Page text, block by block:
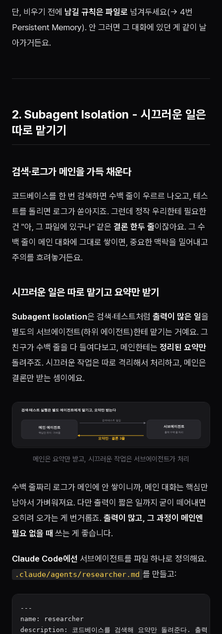
단, 비우기 전에 남길 규칙은 파일로 넘겨두세요(→ 4번
Persistent Memory). 안 그러면 그 대화에 있던 게 같이 날
아가거든요.
2. Subagent Isolation - 시끄러운 일은
따로 맡기기
검색·로그가 메인을 가득 채운다
코드베이스를 한 번 검색하면 수백 줄이 우르르 나오고, 테스
트를 돌리면 로그가 쏟아지죠. 그런데 정작 우리한테 필요한
건 "아, 그 파일에 있구나" 같은 결론 한두 줄이잖아요. 그 수
백 줄이 메인 대화에 그대로 쌓이면, 중요한 맥락을 밀어내고
주의를 흐려놓거든요.
시끄러운 일은 따로 맡기고 요약만 받기
Subagent Isolation은 검색·테스트처럼 출력이 많은 일을
별도의 서브에이전트(하위 에이전트)한테 맡기는 거예요. 그
친구가 수백 줄을 다 들여다보고, 메인한테는 정리된 요약만
돌려주죠. 시끄러운 작업은 따로 격리해서 처리하고, 메인은
결론만 받는 셈이에요.
메인은 요약만 받고, 시끄러운 작업은 서브에이전트가 처리
수백 줄짜리 로그가 메인에 안 쌓이니까, 메인 대화는 핵심만
남아서 가벼워져요. 다만 출력이 짧은 일까지 굳이 떼어내면
오히려 오가는 게 번거롭죠. 출력이 많고, 그 과정이 메인엔
필요 없을 때 쓰는 게 좋습니다.
Claude Code에선 서브에이전트를 파일 하나로 정의해요.
.claude/agents/researcher.md 를 만들고:
---
name: researcher
description: 코드베이스를 검색해 요약만 돌려준다. 출력 많